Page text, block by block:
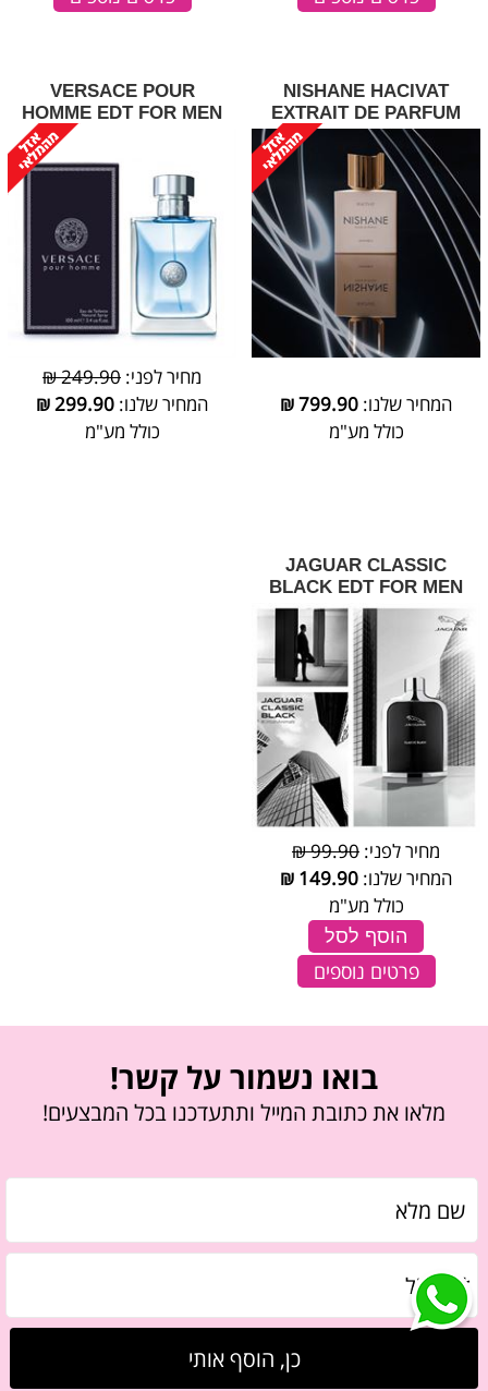
NISHANE HACIVAT
EXTRAIT DE PARFUM
המחיר שלנו: 799.90
₪
כולל מע"מ
VERSACE POUR
HOMME EDT FOR MEN
מחיר לפני: 249.90 ₪
המחיר שלנו: 299.90
₪
כולל מע"מ
JAGUAR CLASSIC
BLACK EDT FOR MEN
מחיר לפני: 99.90 ₪
המחיר שלנו: 149.90
₪
כולל מע"מ
הוסף לסל
פרטים נוספים
בואו נשמור על קשר!
מלאו את כתובת המייל ותתעדכנו בכל המבצעים!